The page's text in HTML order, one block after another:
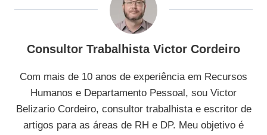
Consultor Trabalhista Victor Cordeiro
Com mais de 10 anos de experiência em Recursos
Humanos e Departamento Pessoal, sou Victor
Belizario Cordeiro, consultor trabalhista e escritor de
artigos para as áreas de RH e DP. Meu objetivo é